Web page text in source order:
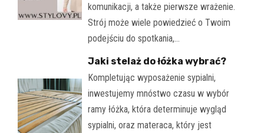
komunikacji, a także pierwsze wrażenie.
Strój może wiele powiedzieć o Twoim
podejściu do spotkania,…
Jaki stelaż do łóżka wybrać?
Kompletując wyposażenie sypialni,
inwestujemy mnóstwo czasu w wybór
ramy łóżka, która determinuje wygląd
sypialni, oraz materaca, który jest